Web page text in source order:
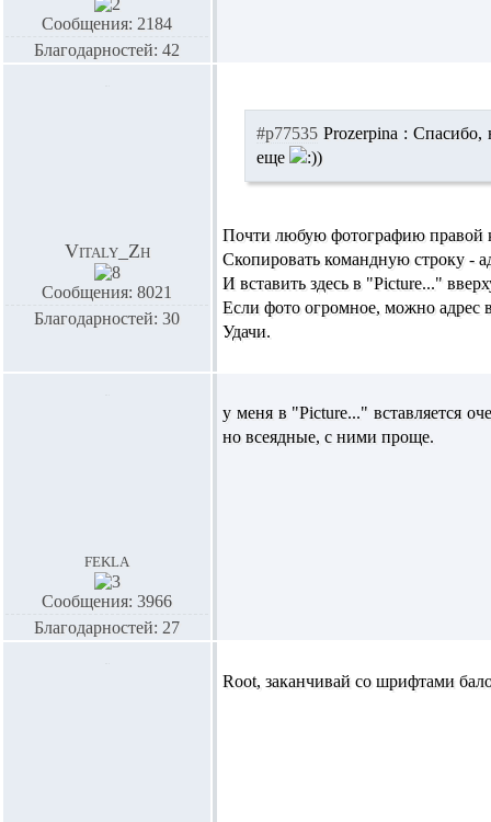
Сообщения: 2184
Благодарностей: 42
Vitaly_Zh
Сообщения: 8021
Благодарностей: 30
#p77535 Prozerpina : Спасибо,
еще
Почти любую фотографию правой
Скопировать командную строку -
И вставить здесь в "Picture..."
Если фото огромное, можно адрес
Удачи.
fekla
Сообщения: 3966
Благодарностей: 27
у меня в "Picture..." вставляется
но всеядные, с ними проще.
Root, заканчивай со шрифтами